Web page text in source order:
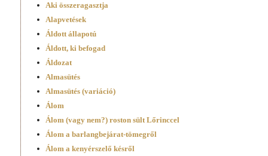
Aki összeragasztja
Alap­ve­té­sek
Áldott állapotú
Áldott, ki befogad
Áldozat
Almasütés
Almasütés (variáció)
Álom
Álom (vagy nem?) roston sült Lőrinccel
Álom a barlangbejárat-tömegről
Álom a kenyérszelő késről